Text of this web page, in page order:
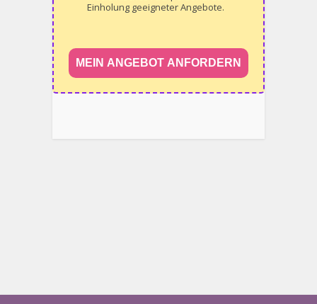
Einholung geeigneter Angebote.
MEIN ANGEBOT ANFORDERN